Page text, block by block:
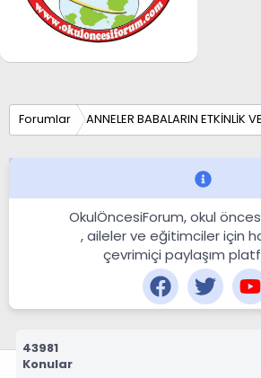
Forumlar ANNELER BABALARIN ETKİNLİK
OkulÖncesiForum, okul
, aileler ve eğitimciler için
çevrimiçi paylaşım
43981
Konular